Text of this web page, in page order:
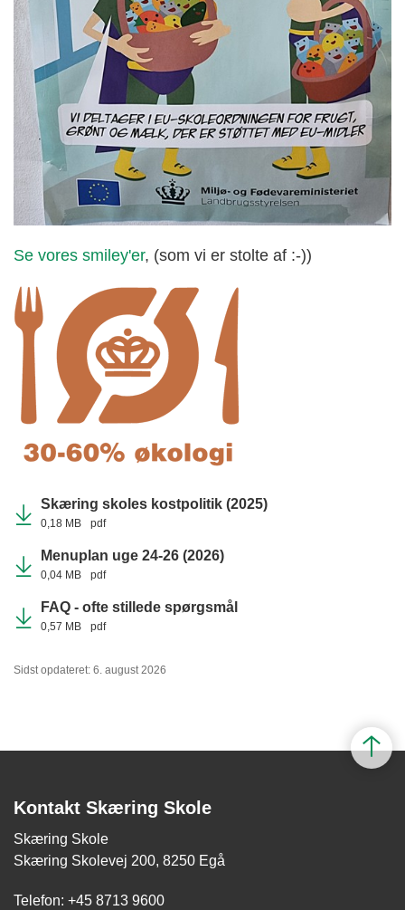
Se vores smiley'er, (som vi er stolte af :-))
Skæring skoles kostpolitik (2025)
0,18 MB pdf
Menuplan uge 24-26 (2026)
0,04 MB pdf
FAQ - ofte stillede spørgsmål
0,57 MB pdf
Sidst opdateret: 6. august 2026
Kontakt Skæring Skole
Skæring Skole
Skæring Skolevej 200, 8250 Egå
Telefon: +45 8713 9600